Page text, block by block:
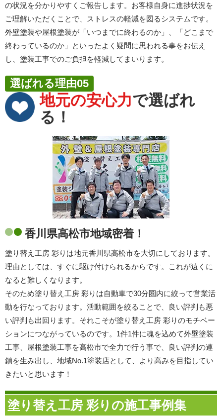
の状況を分かりやすくご報告します。お客様自身に進捗状況を
ご理解いただくことで、ストレスの軽減を図るシステムです。
外壁塗装や屋根塗装が「いつまでに終わるのか」、「どこまで
終わっているのか」といったよく疑問に思われる事をお伝え
し、塗装工事でのご負担を軽減してまいります。
地元の安心力で選ばれ
る！
選ばれる理由05
香川県高松市地域密着！
塗り替え工房 彩りは地元香川県高松市を大切にしております。
理由としては、すぐに駆け付けられるからです。これが遠くに
なると難しくなります。
そのため塗り替え工房 彩りは自動車で30分圏内に絞って営業活
動を行なっております。活動範囲を絞ることで、良い評判も悪
い評判も出回ります。それこそが塗り替え工房 彩りのモチベー
ションにつながっているのです。1件1件に魂を込めて外壁塗装
工事、屋根塗装工事を高松市で全力で行う事で、良い評判の連
鎖を生み出し、地域No.1塗装店として、より高みを目指してい
きたいと思います！
塗り替え工房 彩りの施工事例集